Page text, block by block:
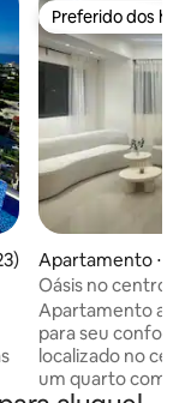
avaliação média de
Preferido dos
Preferido dos
Apartamento ⋅
ngo
Oásis no centro
Apartamento
para seu
localizado no centro
um quarto com